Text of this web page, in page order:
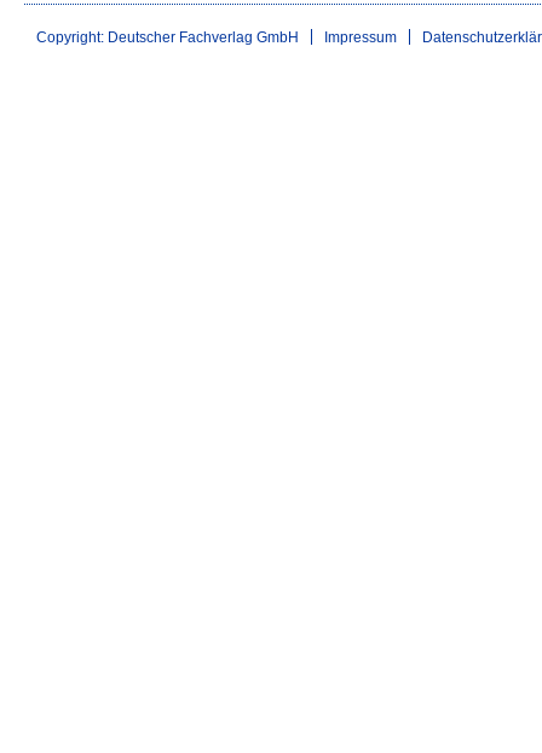
Copyright: Deutscher Fachverlag GmbH Impressum